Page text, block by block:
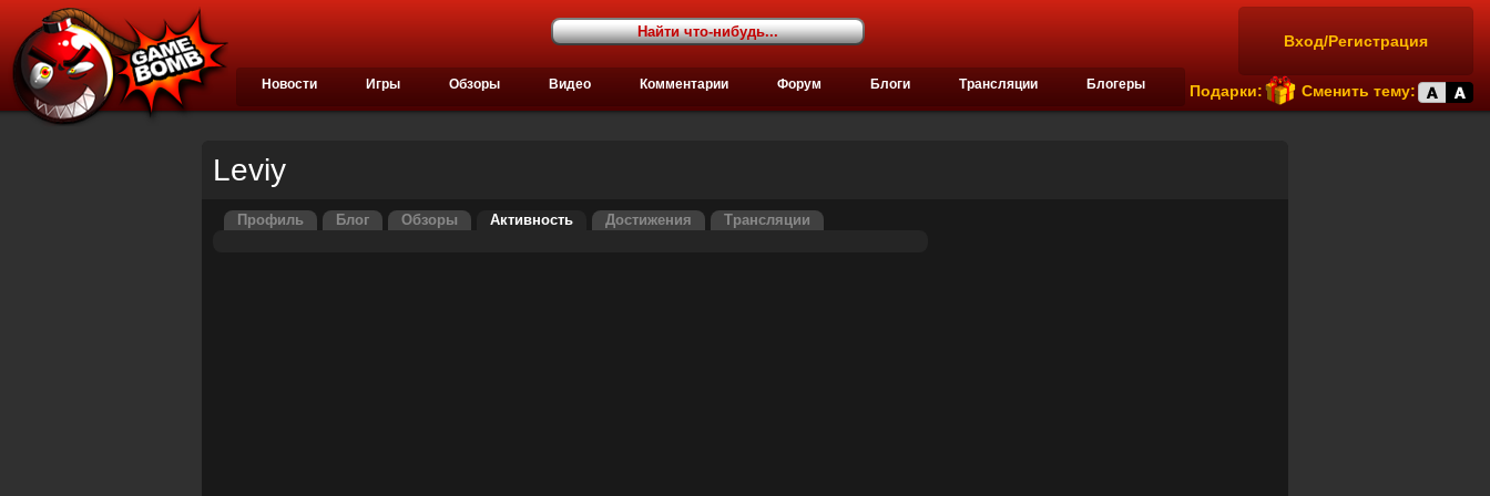
Вход/Регистрация
Подарки: Сменить тему:
Новости Игры Обзоры Видео Комментарии Форум Блоги Трансляции Блогеры
Leviy
Профиль Блог Обзоры Активность Достижения Трансляции